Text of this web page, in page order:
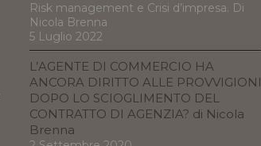
Risk management e Crisi d’impresa. Di
Nicola Brenna
5 Luglio 2022
L’AGENTE DI COMMERCIO HA
ANCORA DIRITTO ALLE PROVVIGIONI
DOPO LO SCIOGLIMENTO DEL
CONTRATTO DI AGENZIA? di Nicola
Brenna